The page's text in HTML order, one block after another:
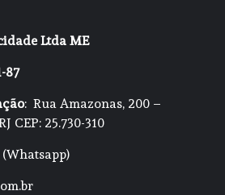
Ltda ME
87
: Rua Amazonas, 200 –
CEP: 25.730-310